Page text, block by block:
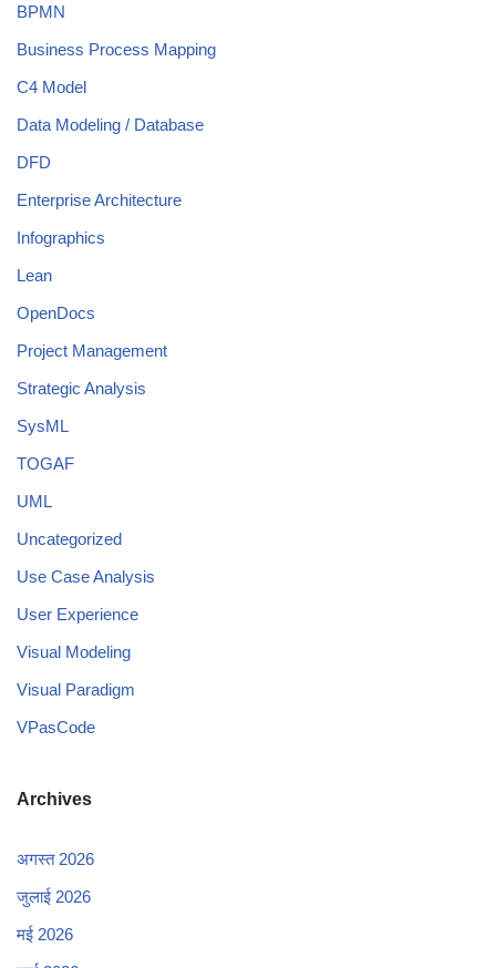
BPMN
Business Process Mapping
C4 Model
Data Modeling / Database
DFD
Enterprise Architecture
Infographics
Lean
OpenDocs
Project Management
Strategic Analysis
SysML
TOGAF
UML
Uncategorized
Use Case Analysis
User Experience
Visual Modeling
Visual Paradigm
VPasCode
Archives
अगस्त 2026
जुलाई 2026
मई 2026